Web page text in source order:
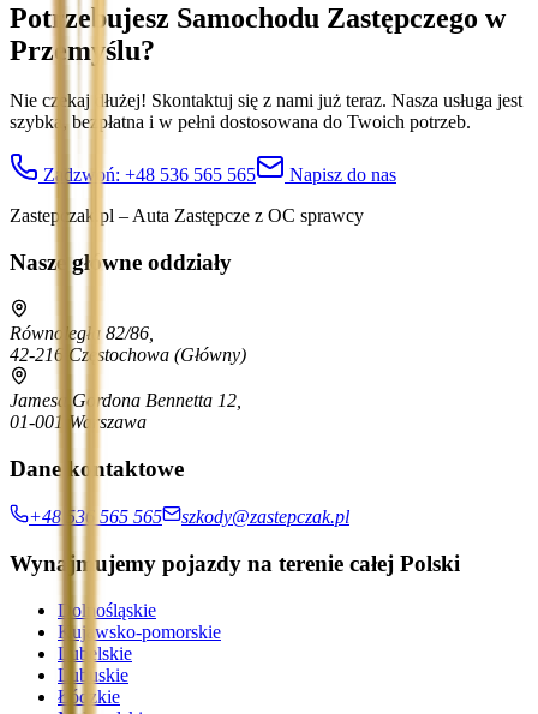
Potrzebujesz Samochodu Zastępczego w
Przemyślu?
Nie czekaj dłużej! Skontaktuj się z nami już teraz. Nasza usługa jest
szybka, bezpłatna i w pełni dostosowana do Twoich potrzeb.
Zadzwoń: +48 536 565 565
Napisz do nas
Zastepczak.pl – Auta Zastępcze z OC sprawcy
Nasze główne oddziały
Równoległa 82/86,
42-216 Częstochowa (Główny)
Jamesa Gordona Bennetta 12,
01-001 Warszawa
Dane kontaktowe
+48 536 565 565 szkody@zastepczak.pl
Wynajmujemy pojazdy na terenie całej Polski
Dolnośląskie
Kujawsko-pomorskie
Lubelskie
Lubuskie
Łódzkie